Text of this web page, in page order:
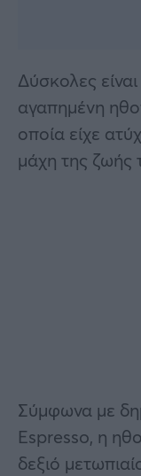
Δύσκολες
αγαπημένη
οποία είχε
μάχη της ζωής
Σύμφωνα με
Espresso, η
δεξιό